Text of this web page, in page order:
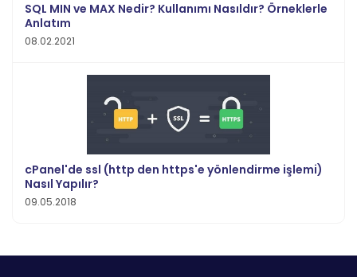
SQL MIN ve MAX Nedir? Kullanımı Nasıldır? Örneklerle
Anlatım
08.02.2021
cPanel'de ssl (http den https'e yönlendirme işlemi)
Nasıl Yapılır?
09.05.2018